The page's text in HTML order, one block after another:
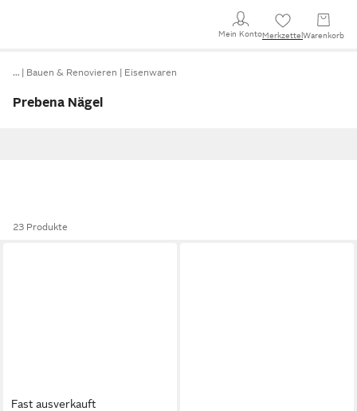
Mein KontoMerkzettel Warenkorb
… Bauen & Renovieren Eisenwaren
Prebena Nägel
23 Produkte
Fast ausverkauft